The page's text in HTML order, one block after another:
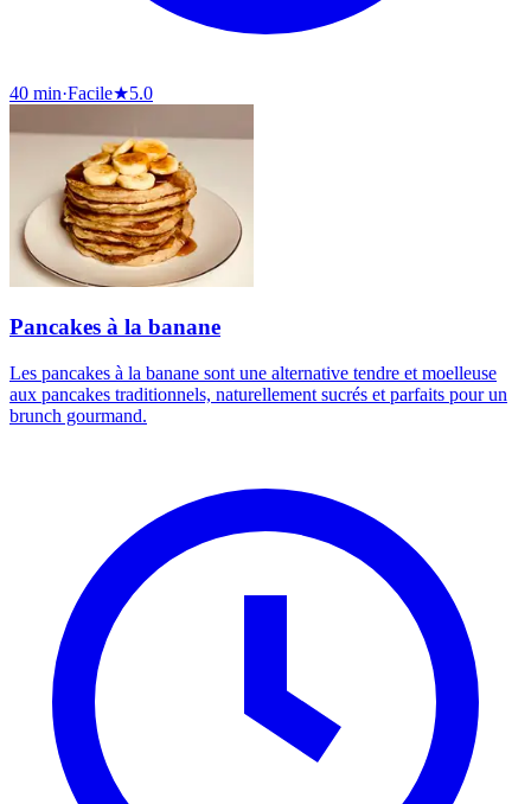
40 min·Facile★5.0
Pancakes à la banane
Les pancakes à la banane sont une alternative tendre et moelleuse
aux pancakes traditionnels, naturellement sucrés et parfaits pour un
brunch gourmand.